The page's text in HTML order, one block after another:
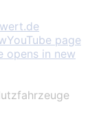
YouTube page
opens in new